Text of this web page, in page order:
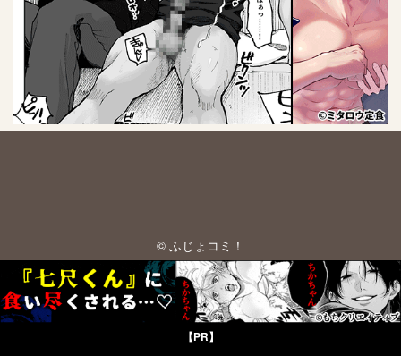
【PR】
© ふじょコミ！